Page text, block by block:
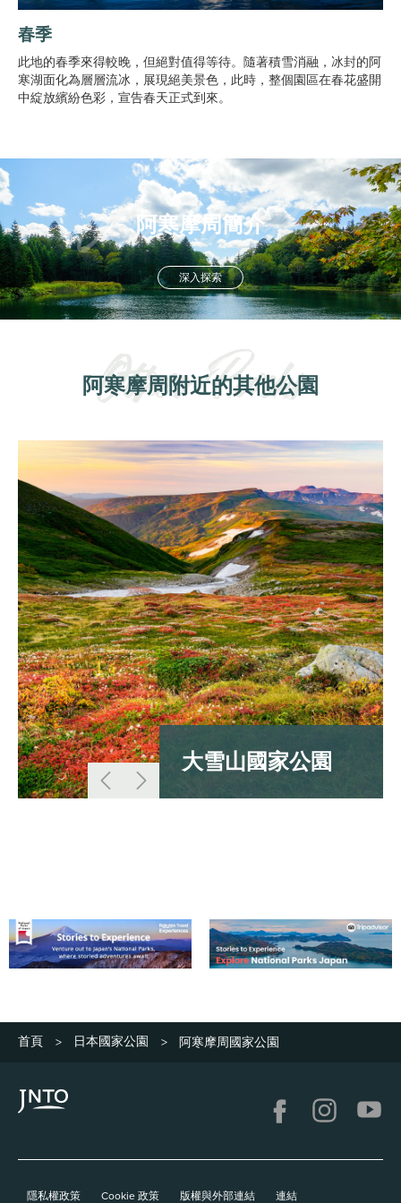
春季
此地的春季來得較晚，但絕對值得等待。隨著積雪消融，冰封的阿
寒湖面化為層層流冰，展現絕美景色，此時，整個園區在春花盛開
中綻放繽紛色彩，宣告春天正式到來。
阿寒摩周簡介
深入探索
阿寒摩周附近的其他公園
大雪山國家公園
首頁 > 日本國家公園 > 阿寒摩周國家公園
隱私權政策 Cookie 政策 版權與外部連結 連結